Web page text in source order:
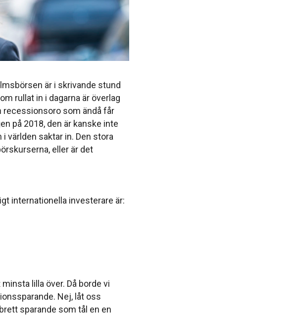
är i skrivande stund
rullat in i dagarna är överlag
recessionsoro som ändå får
på 2018, den är kanske inte
världen saktar in. Den stora
eller är det
internationella investerare är:
lilla över. Då borde vi
Nej, låt oss
sparande som tål en en